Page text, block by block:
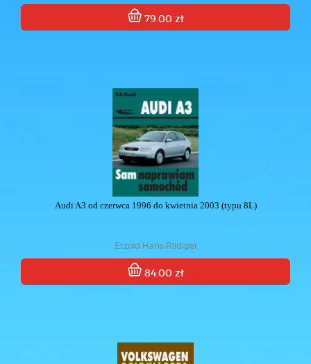
79.00 zł
Audi A3 od czerwca 1996 do kwietnia 2003 (typu 8L)
Etzold Hans-Rüdiger
84.00 zł